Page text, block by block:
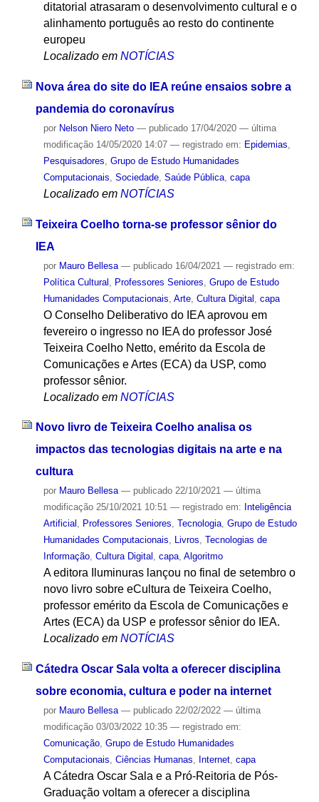
ditatorial atrasaram o desenvolvimento cultural e o
alinhamento português ao resto do continente
europeu
Localizado em NOTÍCIAS
Nova área do site do IEA reúne ensaios sobre a
pandemia do coronavírus
por Nelson Niero Neto — publicado17/04/2020 — última
modificação14/05/2020 14:07 — registrado em: Epidemias,
Pesquisadores, Grupo de Estudo Humanidades
Computacionais, Sociedade, Saúde Pública, capa
Localizado em NOTÍCIAS
Teixeira Coelho torna-se professor sênior do
IEA
por Mauro Bellesa — publicado16/04/2021 — registrado em:
Política Cultural
Professores Seniores Grupo de Estudo
Humanidades Computacionais Arte, Cultura Digital capa
O Conselho Deliberativo do IEA aprovou em
fevereiro o ingresso no IEA do professor José
Teixeira Coelho Netto, emérito da Escola de
Comunicações e Artes (ECA) da USP, como
professor sênior.
Localizado em NOTÍCIAS
Novo livro de Teixeira Coelho analisa os
impactos das tecnologias digitais na arte e na
cultura
por Mauro Bellesa — publicado22/10/2021 — última
modificação25/10/2021 10:51 — registrado em: Inteligência
Artificial , Professores Seniores, Tecnologia, Grupo de Estudo
Humanidades Computacionais, Livros, Tecnologias de
Informação, Cultura Digital , capa, Algoritmo
A editora Iluminuras lançou no final de setembro o
novo livro sobre eCultura de Teixeira Coelho,
professor emérito da Escola de Comunicações e
Artes (ECA) da USP e professor sênior do IEA.
Localizado em NOTÍCIAS
Cátedra Oscar Sala volta a oferecer disciplina
sobre economia, cultura e poder na internet
por Mauro Bellesa — publicado22/02/2022 — última
modificação03/03/2022 10:35 — registrado em:
Comunicação, Grupo de Estudo Humanidades
Computacionais, Ciências Humanas, Internet, capa
A Cátedra Oscar Sala e a Pró-Reitoria de Pós-
Graduação voltam a oferecer a disciplina